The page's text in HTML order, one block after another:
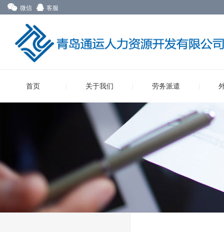
微信 客服
首页 关于我们 劳务派遣